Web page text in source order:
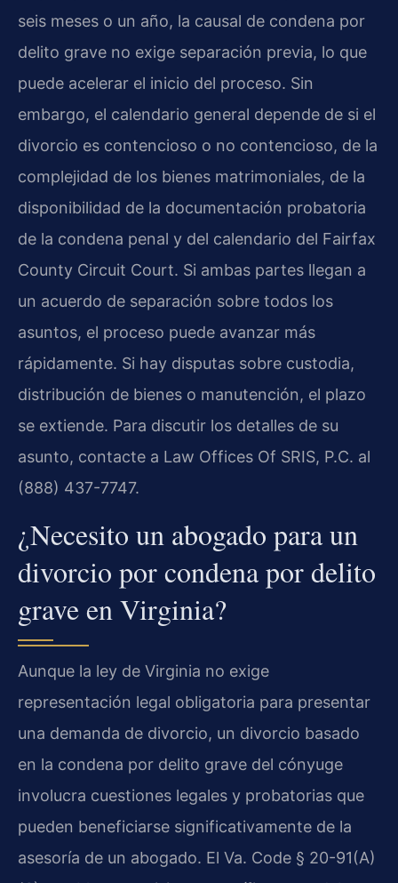
seis meses o un año, la causal de condena por
delito grave no exige separación previa, lo que
puede acelerar el inicio del proceso. Sin
embargo, el calendario general depende de si el
divorcio es contencioso o no contencioso, de la
complejidad de los bienes matrimoniales, de la
disponibilidad de la documentación probatoria
de la condena penal y del calendario del Fairfax
County Circuit Court. Si ambas partes llegan a
un acuerdo de separación sobre todos los
asuntos, el proceso puede avanzar más
rápidamente. Si hay disputas sobre custodia,
distribución de bienes o manutención, el plazo
se extiende. Para discutir los detalles de su
asunto, contacte a Law Offices Of SRIS, P.C. al
(888) 437-7747.
¿Necesito un abogado para un
divorcio por condena por delito
grave en Virginia?
Aunque la ley de Virginia no exige
representación legal obligatoria para presentar
una demanda de divorcio, un divorcio basado
en la condena por delito grave del cónyuge
involucra cuestiones legales y probatorias que
pueden beneficiarse significativamente de la
asesoría de un abogado. El Va. Code § 20-91(A)